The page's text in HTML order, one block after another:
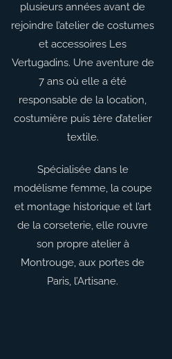
plusieurs années avant de
rejoindre l’atelier de costumes
et accessoires Les
Vertugadins. Une aventure de
7 ans où elle a été
responsable de la location,
costumière puis 1ère d’atelier
textile.
Spécialisée dans le
modélisme femme, la coupe
et montage historique et l’art
de la corseterie, elle rouvre
son propre atelier à
Montrouge, aux portes de
Paris, l’Artisane.